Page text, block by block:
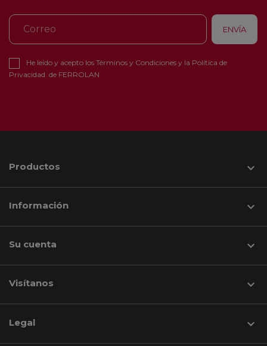
He leído y acepto los Términos y Condiciones y la Política de
Privacidad de FERROLAN
Productos 
Información 
Su cuenta 
Visítanos keyboard_arrow_down
Legal 